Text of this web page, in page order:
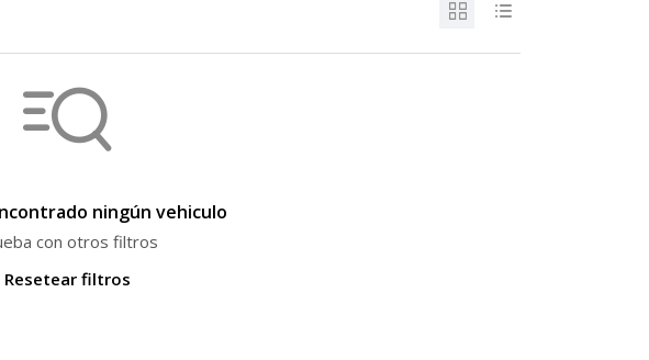
ningún vehiculo
con otros filtros
Resetear filtros